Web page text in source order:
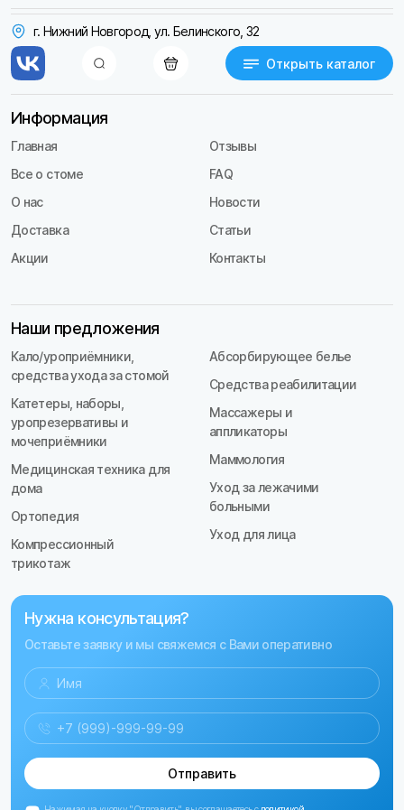
г. Нижний Новгород, ул. Белинского, 32
Открыть каталог
Информация
Главная
Все о стоме
О нас
Доставка
Акции
Отзывы
FAQ
Новости
Статьи
Контакты
Наши предложения
Кало/уроприёмники,
средства ухода за стомой
Катетеры, наборы,
уропрезервативы и
мочеприёмники
Медицинская техника для
дома
Ортопедия
Компрессионный
трикотаж
Абсорбирующее белье
Средства реабилитации
Массажеры и
аппликаторы
Маммология
Уход за лежачими
больными
Уход для лица
Нужна консультация?
Оставьте заявку и мы свяжемся с Вами оперативно
Отправить